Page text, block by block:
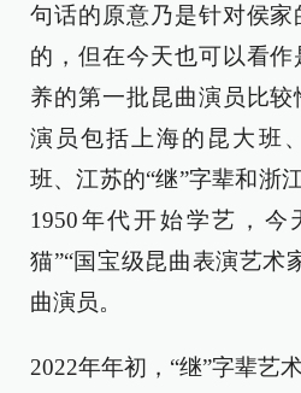
句话的原意乃是针对侯
的，但在今天也可以看
养的第一批昆曲演员比
演员包括上海的昆大班
班、江苏的“继”字辈和浙
1950年代开始学艺，今
猫”“国宝级昆曲表演艺术
曲演员。
2022年年初，“继”字辈艺